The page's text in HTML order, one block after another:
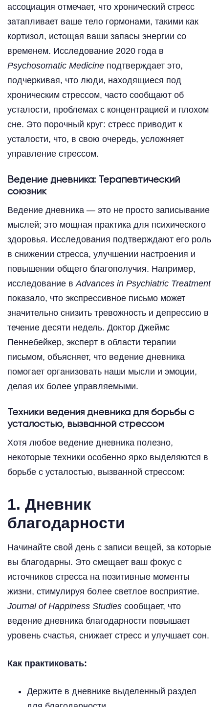
ассоциация отмечает, что хронический стресс
затапливает ваше тело гормонами, такими как
кортизол, истощая ваши запасы энергии со
временем. Исследование 2020 года в
Psychosomatic Medicine подтверждает это,
подчеркивая, что люди, находящиеся под
хроническим стрессом, часто сообщают об
усталости, проблемах с концентрацией и плохом
сне. Это порочный круг: стресс приводит к
усталости, что, в свою очередь, усложняет
управление стрессом.
Ведение дневника: Терапевтический
союзник
Ведение дневника — это не просто записывание
мыслей; это мощная практика для психического
здоровья. Исследования подтверждают его роль
в снижении стресса, улучшении настроения и
повышении общего благополучия. Например,
исследование в Advances in Psychiatric Treatment
показало, что экспрессивное письмо может
значительно снизить тревожность и депрессию в
течение десяти недель. Доктор Джеймс
Пеннебейкер, эксперт в области терапии
письмом, объясняет, что ведение дневника
помогает организовать наши мысли и эмоции,
делая их более управляемыми.
Техники ведения дневника для борьбы с
усталостью, вызванной стрессом
Хотя любое ведение дневника полезно,
некоторые техники особенно ярко выделяются в
борьбе с усталостью, вызванной стрессом:
1. Дневник
благодарности
Начинайте свой день с записи вещей, за которые
вы благодарны. Это смещает ваш фокус с
источников стресса на позитивные моменты
жизни, стимулируя более светлое восприятие.
Journal of Happiness Studies сообщает, что
ведение дневника благодарности повышает
уровень счастья, снижает стресс и улучшает сон.
Как практиковать:
Держите в дневнике выделенный раздел